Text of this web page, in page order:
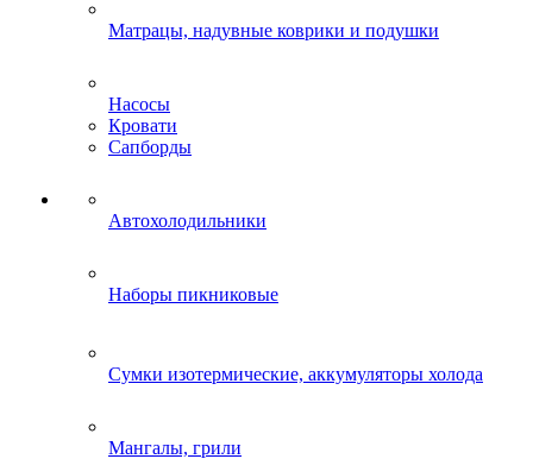
Матрацы, надувные коврики и подушки
Насосы
Кровати
Сапборды
Автохолодильники
Наборы пикниковые
Сумки изотермические, аккумуляторы холода
Мангалы, грили